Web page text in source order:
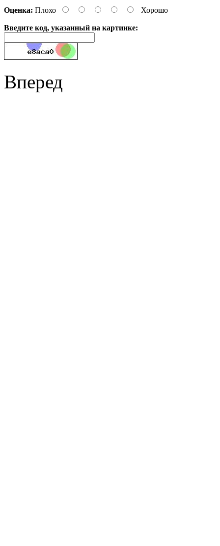
Оценка: Плохо Хорошо
Введите код, указанный на картинке:
Вперед